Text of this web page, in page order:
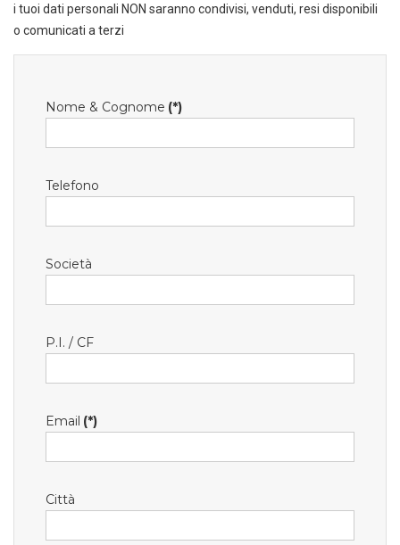
i tuoi dati personali NON saranno condivisi, venduti, resi disponibili
o comunicati a terzi
Nome & Cognome (*)
Telefono
Società
P.I. / CF
Email (*)
Città